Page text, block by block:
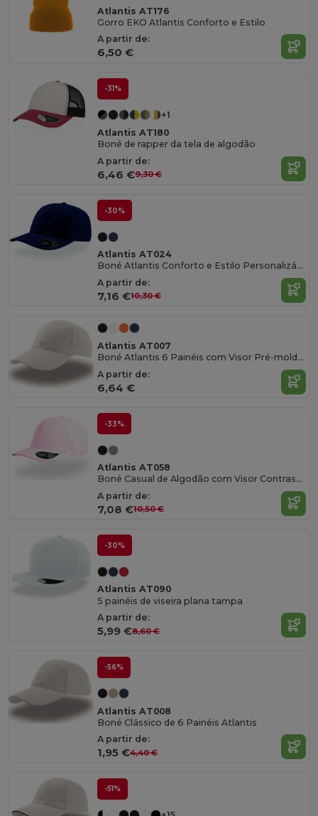
Atlantis AT176
Gorro EKO Atlantis Conforto e Estilo
A partir de:
6,50 €
-31%
+1
Atlantis AT180
Boné de rapper da tela de algodão
A partir de:
6,46 €9,30 €
-30%
Atlantis AT024
Boné Atlantis Conforto e Estilo Personalizável
A partir de:
7,16 €10,30 €
Atlantis AT007
Boné Atlantis 6 Painéis com Visor Pré-moldado
A partir de:
6,64 €
-33%
Atlantis AT058
Boné Casual de Algodão com Visor Contraste
A partir de:
7,08 €10,50 €
-30%
Atlantis AT090
5 painéis de viseira plana tampa
A partir de:
5,99 €8,60 €
-56%
Atlantis AT008
Boné Clássico de 6 Painéis Atlantis
A partir de:
1,95 €4,40 €
-51%